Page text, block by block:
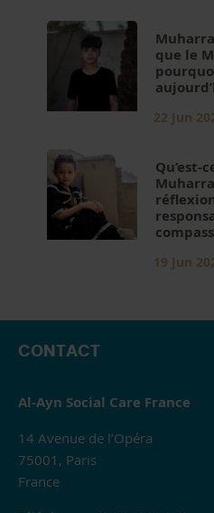
que le
22 Jun
Qu’est-
19 Jun
CONTACT
Al-Ayn Social Care France
14 Avenue de l’Opéra
75001, Paris
France